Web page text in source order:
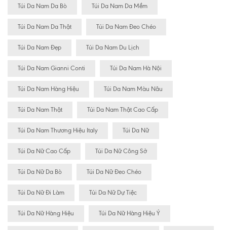
Túi Da Nam Da Bò Túi Da Nam Da Mềm
Túi Da Nam Da Thật Túi Da Nam Đeo Chéo
Túi Da Nam Đẹp Túi Da Nam Du Lịch
Túi Da Nam Gianni Conti Túi Da Nam Hà Nội
Túi Da Nam Hàng Hiệu Túi Da Nam Màu Nâu
Túi Da Nam Thật Túi Da Nam Thật Cao Cấp
Túi Da Nam Thương Hiệu Italy Túi Da Nữ
Túi Da Nữ Cao Cấp Túi Da Nữ Công Sở
Túi Da Nữ Da Bò Túi Da Nữ Đeo Chéo
Túi Da Nữ Đi Làm Túi Da Nữ Dự Tiệc
Túi Da Nữ Hàng Hiệu Túi Da Nữ Hàng Hiệu Ý